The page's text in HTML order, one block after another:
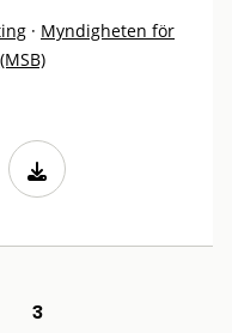
· Myndigheten för
3